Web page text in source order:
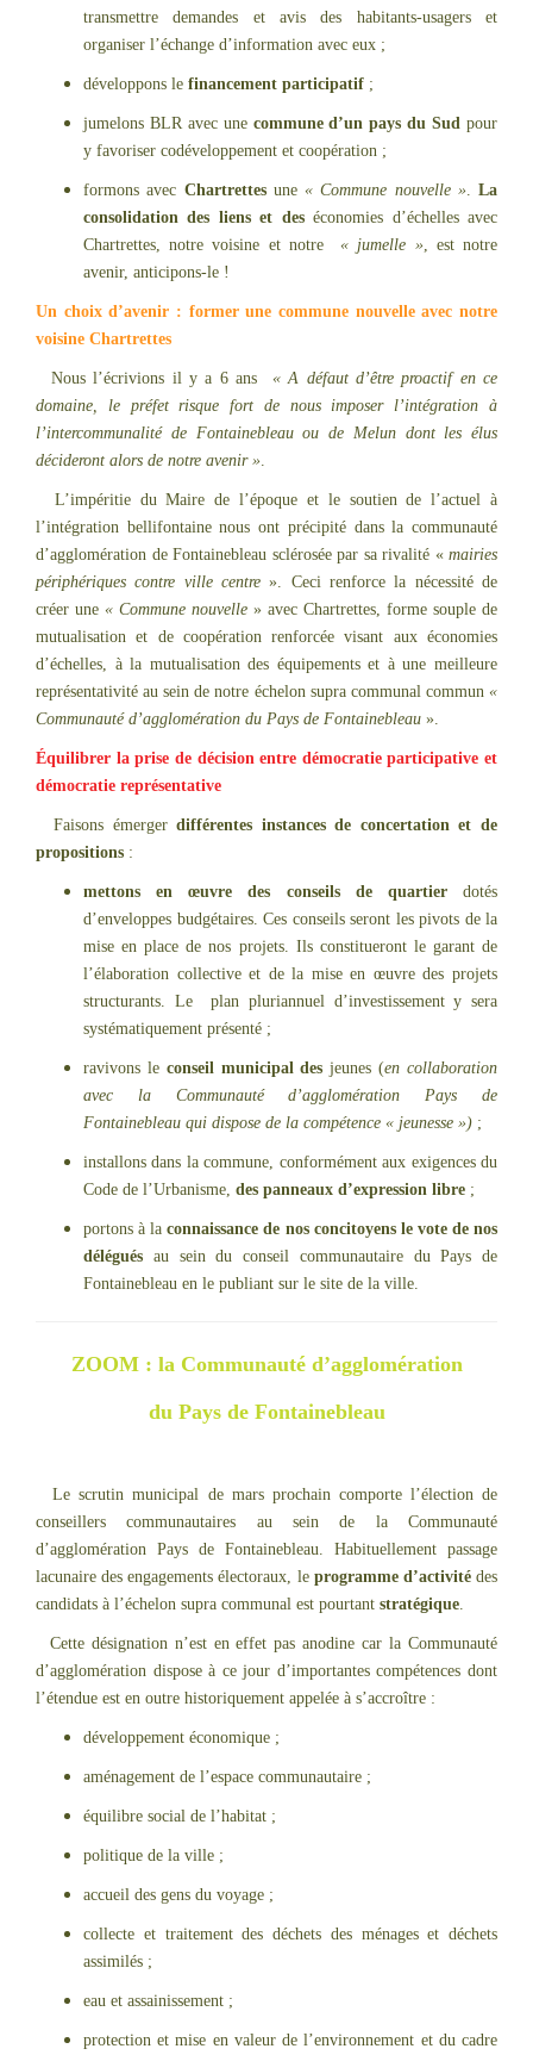
transmettre demandes et avis des habitants-usagers et
organiser l’échange d’information avec eux ;
développons le financement participatif ;
jumelons BLR avec unecommune d’un pays du Sud pour
y favoriser codéveloppement et coopération ;
formons avec Chartrettes une « Commune nouvelle ». La
consolidation des liens et deséconomies d’échelles avec
Chartrettes, notre voisine et notre« jumelle », est notre
avenir, anticipons-le !
Un choix d’avenir : former une commune nouvelle avec notre
voisine Chartrettes
Nous l’écrivions il y a 6 ans « A défaut d’être proactif en ce
domaine, le préfet risque fort de nous imposer l’intégration à
l’intercommunalité de Fontainebleau ou de Melun dont les élus
décideront alors de notre avenir ».
L’impéritie du Maire de l’époque et le soutien de l’actuel à
l’intégration bellifontaine nous ont précipité dans la communauté
d’agglomération de Fontainebleau sclérosée par sa rivalité « mairies
périphériques contre ville centre ». Ceci renforce la nécessité de
créer une « Commune nouvelle » avec Chartrettes, forme souple de
mutualisation et de coopération renforcée visant aux économies
d’échelles, à la mutualisation des équipements et à une meilleure
représentativité au sein de notre échelon supra communal commun «
Communauté d’agglomération du Pays de Fontainebleau ».
Équilibrer la prise de décision entre démocratie participative et
démocratie représentative
Faisons émergerdifférentes instances de concertation et de
propositions :
mettons en œuvre des conseils de quartierdotés
d’enveloppes budgétaires. Ces conseils seront les pivots de la
mise en place de nos projets. Ils constitueront le garant de
l’élaboration collective et de la mise en œuvre des projets
structurants. Le plan pluriannuel d’investissement y sera
systématiquement présenté ;
ravivons le conseil municipal des jeunes (en collaboration
avec la Communauté d’agglomération Pays de
Fontainebleau qui dispose de la compétence « jeunesse ») ;
installons dans la commune, conformément aux exigences du
Code de l’Urbanisme, des panneaux d’expression libre ;
portons à laconnaissance de nos concitoyens le vote de nos
délégués au sein du conseil communautaire du Pays de
Fontainebleau en le publiant sur le site de la ville.
ZOOM : la Communauté d’agglomération
du Pays de Fontainebleau
Le scrutin municipal de mars prochain comporte l’élection de
conseillers communautaires au sein de la Communauté
d’agglomération Pays de Fontainebleau. Habituellement passage
lacunaire des engagements électoraux, le programme d’activitédes
candidats à l’échelon supra communal est pourtant stratégique.
Cette désignation n’est en effet pas anodine car la Communauté
d’agglomération dispose à ce jour d’importantes compétences dont
l’étendue est en outre historiquement appelée à s’accroître :
développement économique ;
aménagement de l’espace communautaire ;
équilibre social de l’habitat ;
politique de la ville ;
accueil des gens du voyage ;
collecte et traitement des déchets des ménages et déchets
assimilés ;
eau et assainissement ;
protection et mise en valeur de l’environnement et du cadre